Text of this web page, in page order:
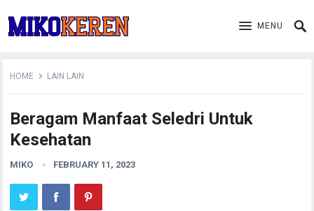
MENU
HOME LAIN LAIN
Beragam Manfaat Seledri Untuk
Kesehatan
MIKO FEBRUARY 11, 2023